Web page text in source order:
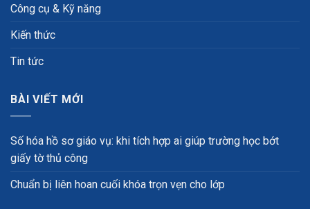
Công cụ & Kỹ năng
Kiến thức
Tin tức
BÀI VIẾT MỚI
Số hóa hồ sơ giáo vụ: khi tích hợp ai giúp trường học bớt
giấy tờ thủ công
Chuẩn bị liên hoan cuối khóa trọn vẹn cho lớp